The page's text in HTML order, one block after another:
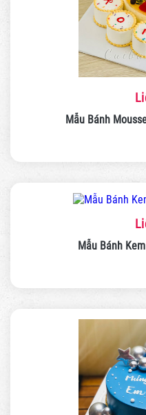
Mẫu Bánh
Mẫu Bánh